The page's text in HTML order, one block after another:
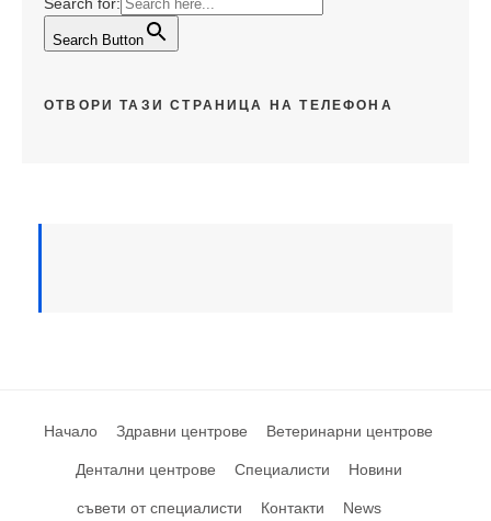
Search Button
ОТВОРИ ТАЗИ СТРАНИЦА НА ТЕЛЕФОНА
Начало Здравни центрове Ветеринарни центрове
Дентални центрове Специалисти Новини
съвети от специалисти Контакти News